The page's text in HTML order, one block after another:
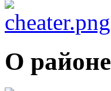
О районе